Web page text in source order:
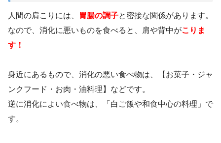
人間の肩こりには、 胃腸の調子と密接な関係があります。
なので、消化に悪いものを食べると、肩や背中がこりま
す！
身近にあるもので、消化の悪い食べ物は、【お菓子・ジャ
ンクフード・お肉・油料理】などです。
逆に消化によい食べ物は、「白ご飯や和食中心の料理」で
す。